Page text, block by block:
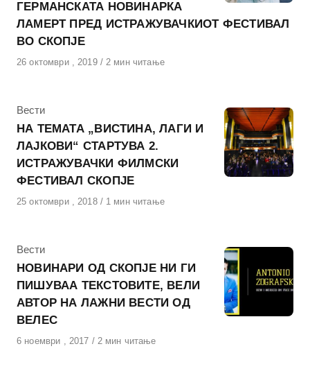
ГЕРМАНСКАТА НОВИНАРКА
ЛАМЕРТ ПРЕД ИСТРАЖУВАЧКИОТ ФЕСТИВАЛ
ВО СКОПЈЕ
Објавено
26 октомври , 2019 2 мин читање
КАтегорија
Вести
НА ТЕМАТА „ВИСТИНА, ЛАГИ И
ЛАЈКОВИ“ СТАРТУВА 2.
ИСТРАЖУВАЧКИ ФИЛМСКИ
ФЕСТИВАЛ СКОПЈЕ
Објавено
25 октомври , 2018 1 мин читање
КАтегорија
Вести
НОВИНАРИ ОД СКОПЈЕ НИ ГИ
ПИШУВАА ТЕКСТОВИТЕ, ВЕЛИ
АВТОР НА ЛАЖНИ ВЕСТИ ОД
ВЕЛЕС
Објавено
6 ноември , 2017 2 мин читање